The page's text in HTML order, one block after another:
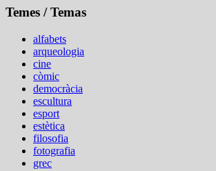
Temes / Temas
alfabets
arqueologia
cine
còmic
democràcia
escultura
esport
estètica
filosofia
fotografia
grec